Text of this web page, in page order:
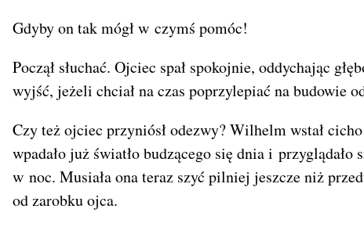
Gdyby on tak mógł w czymś pomóc!
Począł słuchać. Ojciec spał spokojnie, oddychając
wyjść, jeżeli chciał na czas poprzylepiać na budowie
Czy też ojciec przyniósł odezwy? Wilhelm wstał
wpadało już światło budzącego się dnia i
w noc. Musiała ona teraz szyć pilniej jeszcze niż
od zarobku ojca.